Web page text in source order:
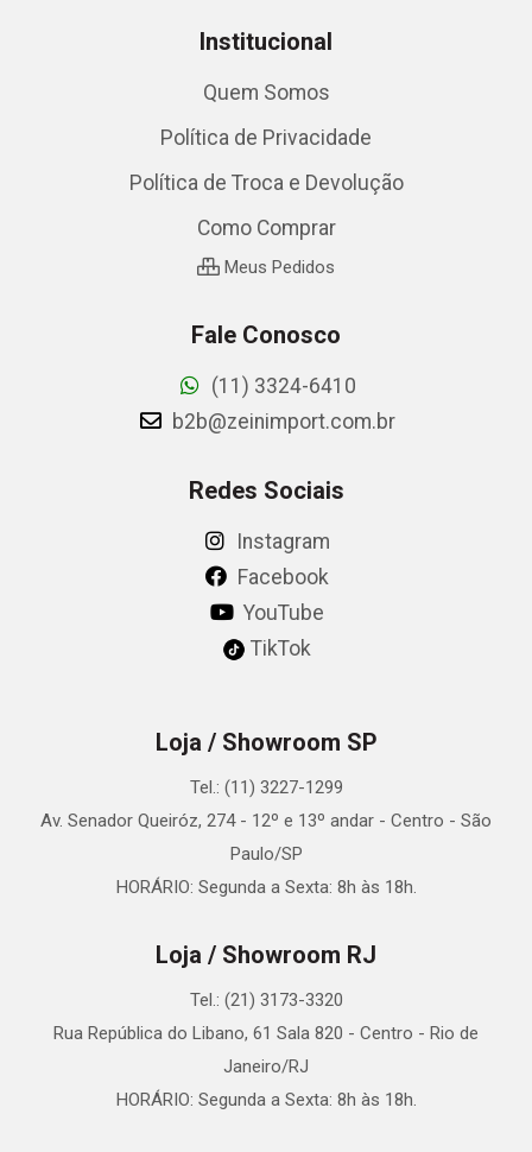
Institucional
Quem Somos
Política de Privacidade
Política de Troca e Devolução
Como Comprar
Meus Pedidos
Fale Conosco
(11) 3324-6410
b2b@zeinimport.com.br
Redes Sociais
Instagram
Facebook
YouTube
TikTok
Loja / Showroom SP
Tel.: (11) 3227-1299
Av. Senador Queiróz, 274 - 12º e 13º andar - Centro - São
Paulo/SP
HORÁRIO: Segunda a Sexta: 8h às 18h.
Loja / Showroom RJ
Tel.: (21) 3173-3320
Rua República do Libano, 61 Sala 820 - Centro - Rio de
Janeiro/RJ
HORÁRIO: Segunda a Sexta: 8h às 18h.